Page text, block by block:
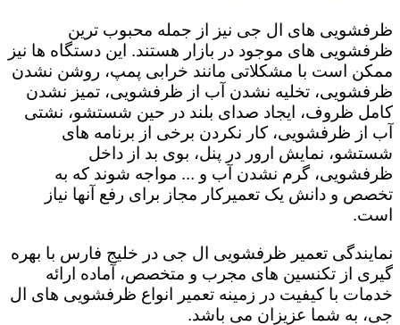
ظرفشویی های ال جی نیز از جمله محبوب ترین
ظرفشویی های موجود در بازار هستند. این دستگاه ها نیز
ممکن است با مشکلاتی مانند خرابی پمپ، روشن نشدن
ظرفشویی، تخلیه نشدن آب از ظرفشویی، تمیز نشدن
کامل ظروف، ایجاد صدای بلند در حین شستشو، نشتی
آب از ظرفشویی، کار نکردن برخی از برنامه های
شستشو، نمایش ارور در پنل، بوی بد از داخل
ظرفشویی، گرم نشدن آب و ... مواجه شوند که به
تخصص و دانش یک تعمیرکار مجاز برای رفع آنها نیاز
است.
نمایندگی تعمیر ظرفشویی ال جی در خلیج فارس با بهره
گیری از تکنسین های مجرب و متخصص، آماده ارائه
خدمات با کیفیت در زمینه تعمیر انواع ظرفشویی های ال
جی، به شما عزیزان می باشد.